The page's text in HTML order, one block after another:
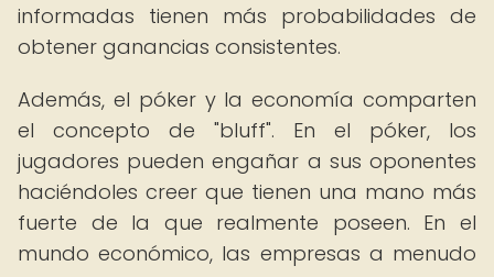
informadas tienen más probabilidades de
obtener ganancias consistentes.
Además, el póker y la economía comparten
el concepto de "bluff". En el póker, los
jugadores pueden engañar a sus oponentes
haciéndoles creer que tienen una mano más
fuerte de la que realmente poseen. En el
mundo económico, las empresas a menudo